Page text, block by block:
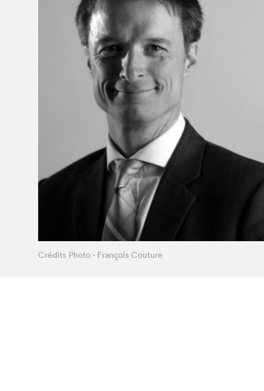
Le Salon dans la ville, espace
organisateur⋅rice
> SLM Pro
Crédits Photo - François Couture